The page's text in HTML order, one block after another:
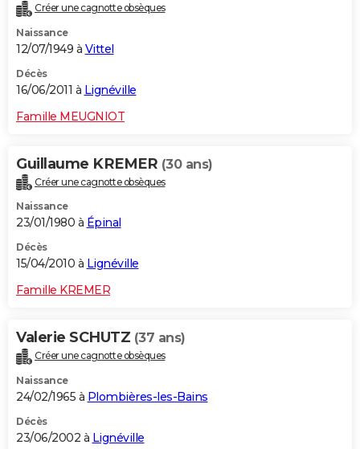
Créer une cagnotte obsèques
Naissance
12/07/1949 à Vittel
Décès
16/06/2011 à Lignéville
Famille MEUGNIOT
Guillaume KREMER (30 ans)
Créer une cagnotte obsèques
Naissance
23/01/1980 à Épinal
Décès
15/04/2010 à Lignéville
Famille KREMER
Valerie SCHUTZ (37 ans)
Créer une cagnotte obsèques
Naissance
24/02/1965 à Plombières-les-Bains
Décès
23/06/2002 à Lignéville